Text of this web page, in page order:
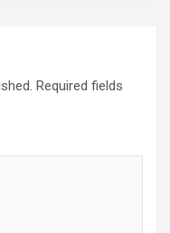
Required fields